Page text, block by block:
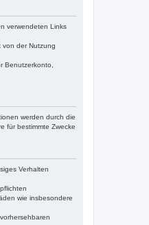
verwendeten Links
von der Nutzung
Benutzerkonto,
werden durch die
für bestimmte Zwecke
Verhalten
wie insbesondere